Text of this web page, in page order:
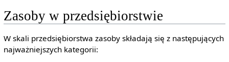
Zasoby w przedsiębiorstwie
W skali przedsiębiorstwa zasoby składają się z następujących
najważniejszych kategorii: